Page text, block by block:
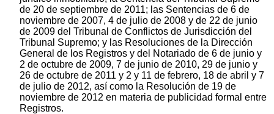
de 20 de septiembre de 2011; las Sentencias de 6 de
noviembre de 2007, 4 de julio de 2008 y de 22 de junio
de 2009 del Tribunal de Conflictos de Jurisdicción del
Tribunal Supremo; y las Resoluciones de la Dirección
General de los Registros y del Notariado de 6 de junio y
2 de octubre de 2009, 7 de junio de 2010, 29 de junio y
26 de octubre de 2011 y 2 y 11 de febrero, 18 de abril y 7
de julio de 2012, así como la Resolución de 19 de
noviembre de 2012 en materia de publicidad formal entre
Registros.